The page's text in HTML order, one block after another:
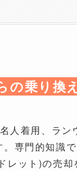
の乗り換
着用、ラン
専門的知識
ット)の売